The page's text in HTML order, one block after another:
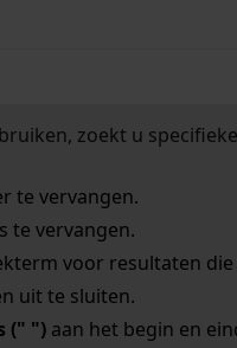
zoekt u
te vervangen.
te vervangen.
voor resultaten die
uit te sluiten.
(" ")aan het begin en